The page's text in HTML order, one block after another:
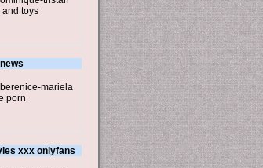
toys
mariela
porn
xxx onlyfans